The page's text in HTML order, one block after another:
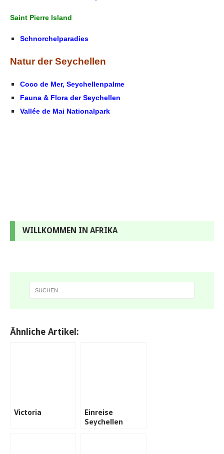
Saint Pierre Island
Schnorchelparadies
Natur der Seychellen
Coco de Mer, Seychellenpalme
Fauna & Flora der Seychellen
Vallée de Mai Nationalpark
WILLKOMMEN IN AFRIKA
Ähnliche Artikel:
Victoria
Einreise
Seychellen